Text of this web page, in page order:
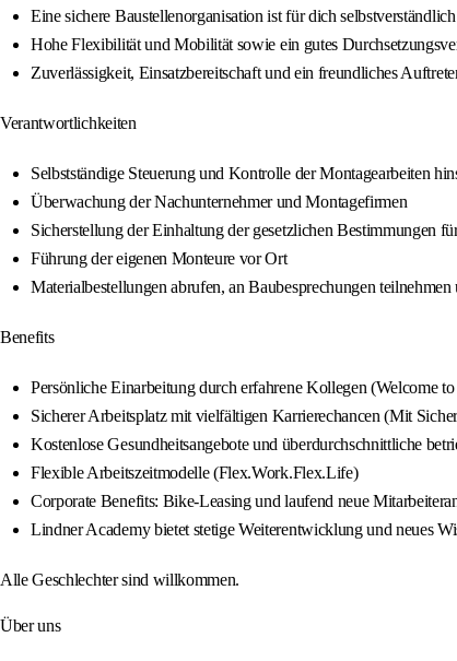
Eine sichere Baustellenorganisation ist für dich selbstverständlich
Hohe Flexibilität und Mobilität sowie ein gutes
Zuverlässigkeit, Einsatzbereitschaft und ein freundliches
Verantwortlichkeiten
Selbstständige Steuerung und Kontrolle der Montagearbeiten
Überwachung der Nachunternehmer und Montagefirmen
Sicherstellung der Einhaltung der gesetzlichen Bestimmungen
Führung der eigenen Monteure vor Ort
Materialbestellungen abrufen, an Baubesprechungen
Benefits
Persönliche Einarbeitung durch erfahrene Kollegen (Welcome
Sicherer Arbeitsplatz mit vielfältigen Karrierechancen (Mit
Kostenlose Gesundheitsangebote und überdurchschnittliche
Flexible Arbeitszeitmodelle (Flex.Work.Flex.Life)
Corporate Benefits: Bike-Leasing und laufend neue
Lindner Academy bietet stetige Weiterentwicklung und neues
Alle Geschlechter sind willkommen.
Über uns